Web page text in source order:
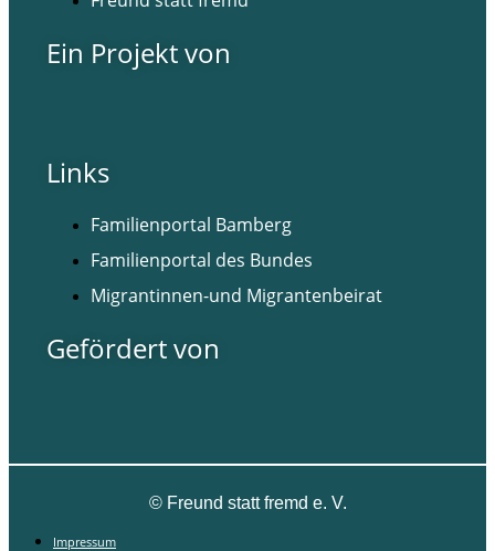
Ein Projekt von
Links
Familienportal Bamberg
Familienportal des Bundes
Migrantinnen-und Migrantenbeirat
Gefördert von
©Freund statt fremd e. V.
Impressum